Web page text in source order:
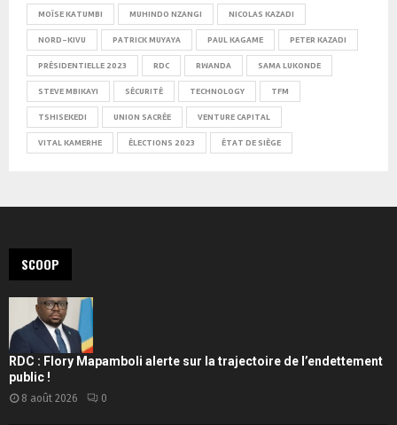
MOÏSE KATUMBI MUHINDO NZANGI NICOLAS KAZADI
NORD-KIVU PATRICK MUYAYA PAUL KAGAME PETER KAZADI
PRÉSIDENTIELLE 2023 RDC RWANDA SAMA LUKONDE
STEVE MBIKAYI SÉCURITÉ TECHNOLOGY TFM
TSHISEKEDI UNION SACRÉE VENTURE CAPITAL
VITAL KAMERHE ÉLECTIONS 2023 ÉTAT DE SIÈGE
SCOOP
RDC : Flory Mapamboli alerte sur la trajectoire de l’endettement
public !
8 août 2026 0